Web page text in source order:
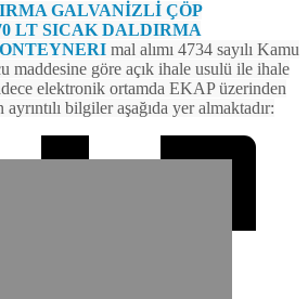
GALVANİZLİ ÇÖP
LT SICAK DALDIRMA
mal alımı 4734 sayılı Kamu
maddesine göre açık ihale usulü ile ihale
elektronik ortamda EKAP üzerinden
bilgiler aşağıda yer almaktadır: